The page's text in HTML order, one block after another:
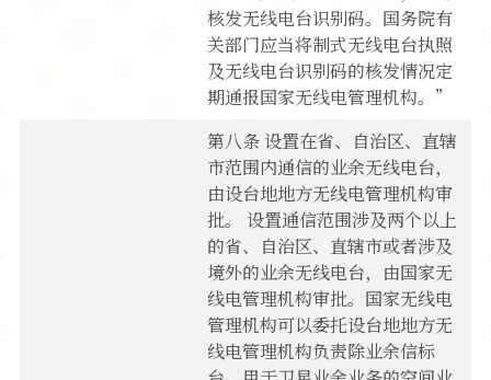
核发无线电台识别码。国务院有
关部门应当将制式无线电台执照
及无线电台识别码的核发情况定
期通报国家无线电管理机构。”
第八条 设置在省、自治区、直辖
市范围内通信的业余无线电台，
由设台地地方无线电管理机构审
批。 设置通信范围涉及两个以上
的省、自治区、直辖市或者涉及
境外的业余无线电台，由国家无
线电管理机构审批。国家无线电
管理机构可以委托设台地地方无
线电管理机构负责除业余信标